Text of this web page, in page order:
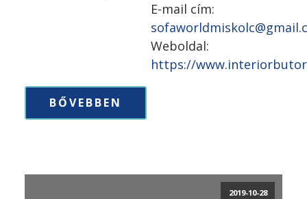
E-mail cím:
Weboldal:
https://
BŐVEBBEN
2019-10-28